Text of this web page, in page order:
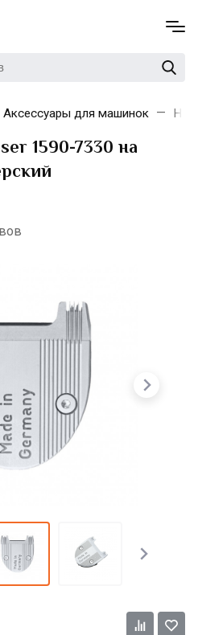
Аксессуары для машинок
1590-7330 на